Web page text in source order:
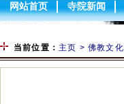
网站首页 寺院新闻
当前位置： 主页 >佛教文化